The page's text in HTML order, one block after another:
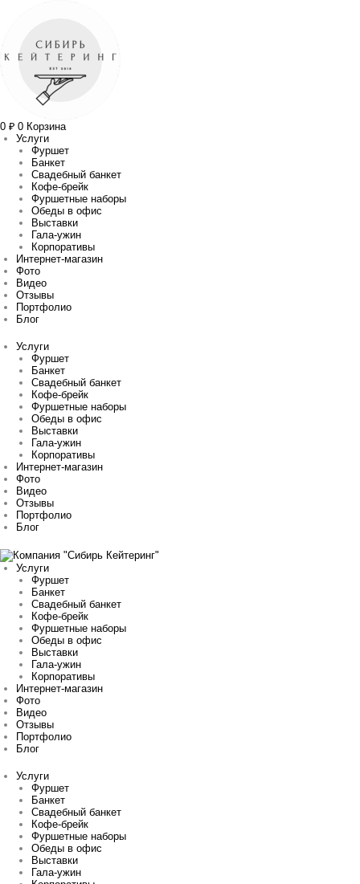
0 ₽ 0 Корзина
Услуги
Фуршет
Банкет
Свадебный банкет
Кофе-брейк
Фуршетные наборы
Обеды в офис
Выставки
Гала-ужин
Корпоративы
Интернет-магазин
Фото
Видео
Отзывы
Портфолио
Блог
Услуги
Фуршет
Банкет
Свадебный банкет
Кофе-брейк
Фуршетные наборы
Обеды в офис
Выставки
Гала-ужин
Корпоративы
Интернет-магазин
Фото
Видео
Отзывы
Портфолио
Блог
Услуги
Фуршет
Банкет
Свадебный банкет
Кофе-брейк
Фуршетные наборы
Обеды в офис
Выставки
Гала-ужин
Корпоративы
Интернет-магазин
Фото
Видео
Отзывы
Портфолио
Блог
Услуги
Фуршет
Банкет
Свадебный банкет
Кофе-брейк
Фуршетные наборы
Обеды в офис
Выставки
Гала-ужин
Количество
«Греческий»
Прокрутка